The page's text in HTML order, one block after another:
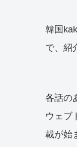
韓国
で、紹
各話の
ウェブ
載が始